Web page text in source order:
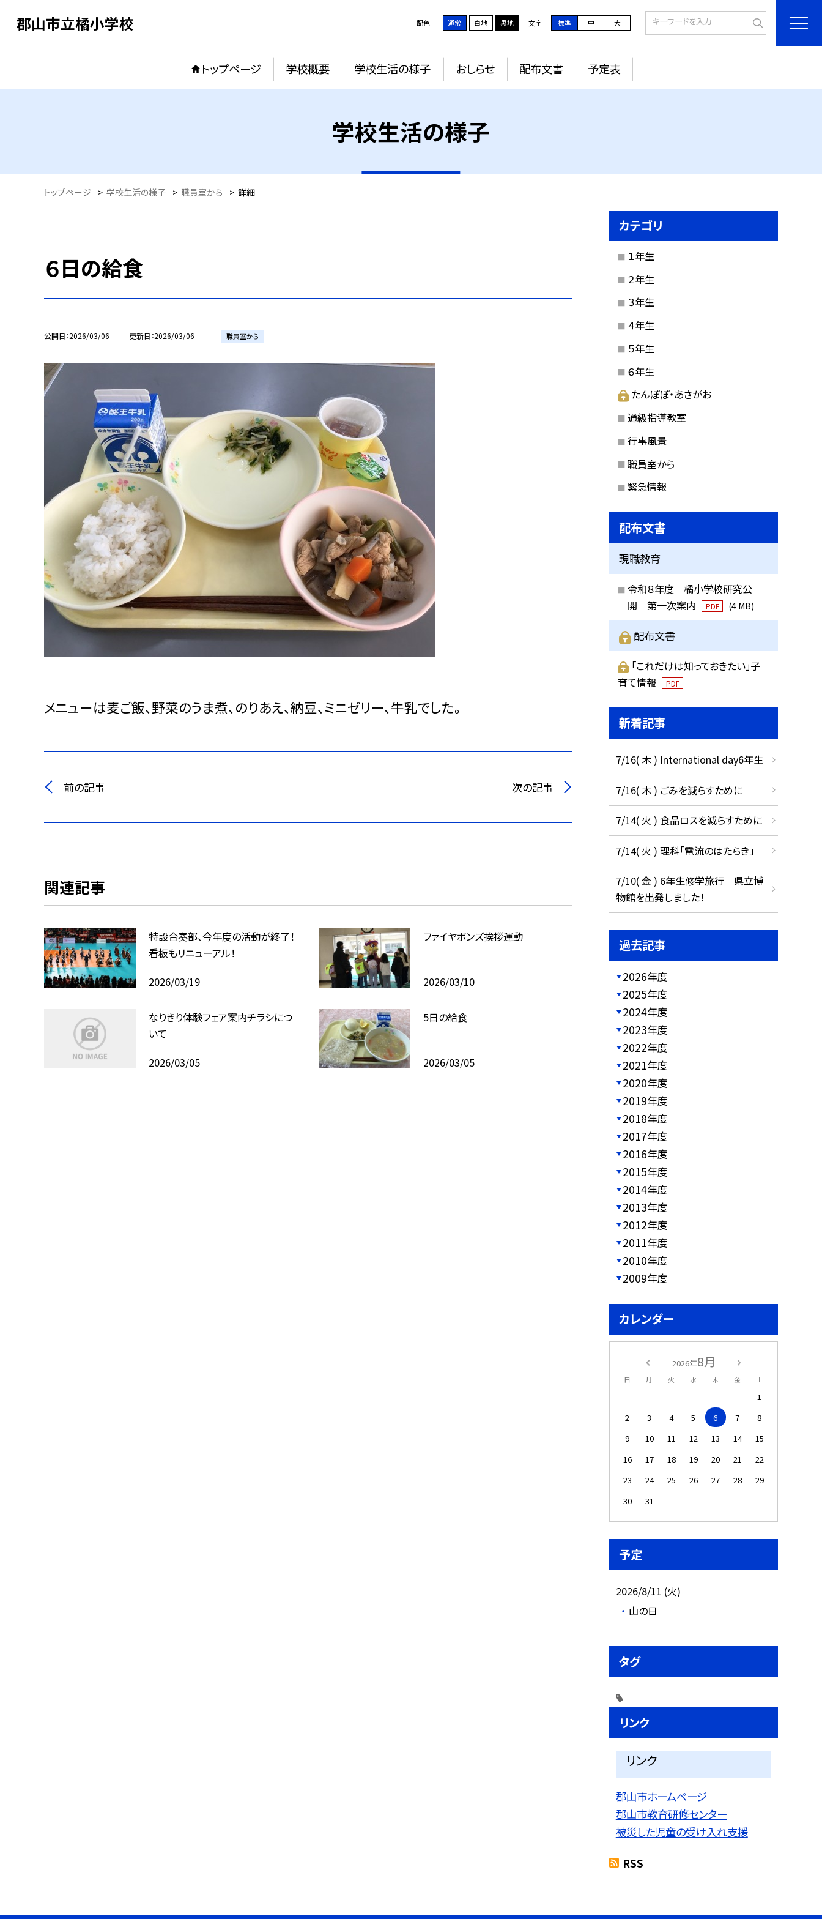
郡山市立橘小学校 配色 通常 白地 黒地 文字 標準 中 大
トップページ 学校概要 学校生活の様子 おしらせ 配布文書 予定表
学校生活の様子
トップページ > 学校生活の様子 > 職員室から > 詳細
６日の給食
公開日 2026/03/06 更新日 2026/03/06 職員室から
メニューは麦ご飯、野菜のうま煮、のりあえ、納豆、ミニゼリー、牛乳でした。
前の記事 次の記事
関連記事
特設合奏部、今年度の活動が終了！
看板もリニューアル！
2026/03/19
ファイヤボンズ挨拶運動
2026/03/10
なりきり体験フェア案内チラシにつ
いて
2026/03/05
5日の給食
2026/03/05
カテゴリ
１年生
２年生
３年生
４年生
５年生
６年生
たんぽぽ・あさがお
通級指導教室
行事風景
職員室から
緊急情報
配布文書
現職教育
令和８年度 橘小学校研究公
開 第一次案内
PDF (4 MB)
配布文書
「これだけは知っておきたい」子
育て情報
PDF
新着記事
7/16( 木 ) International day6年生
7/16( 木 ) ごみを減らすために
7/14( 火 ) 食品ロスを減らすために
7/14( 火 ) 理科「電流のはたらき」
7/10( 金 ) 6年生修学旅行 県立博
物館を出発しました！
過去記事
2026年度
2025年度
2024年度
2023年度
2022年度
2021年度
2020年度
2019年度
2018年度
2017年度
2016年度
2015年度
2014年度
2013年度
2012年度
2011年度
2010年度
2009年度
カレンダー
2026年8月
日 月 火 水 木 金 土
1
2
3 4 5 6 7
8
9
10 11 12 13 14
15
16
17 18 19 20 21
22
23
24 25 26 27 28
29
30
31
予定
2026/8/11 (火)
山の日
タグ
リンク
リンク
郡山市ホームページ
郡山市教育研修センター
被災した児童の受け入れ支援
RSS